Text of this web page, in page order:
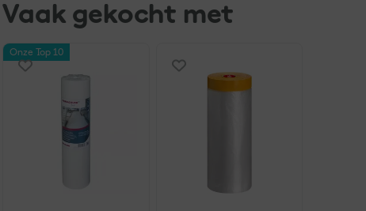
Vaak gekocht met
Onze Top 10